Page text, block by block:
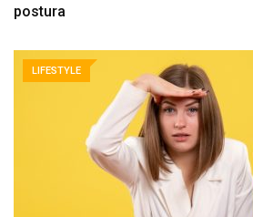
postura
LIFESTYLE